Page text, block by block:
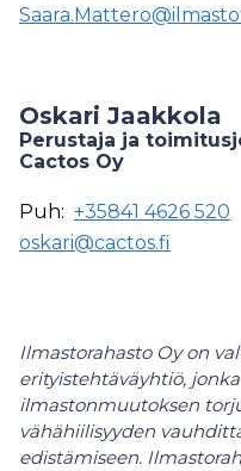
Oskari Jaakkola
Perustaja ja
Cactos Oy
Puh: +35841 4626 520
oskari@cactos.fi
Ilmastorahasto Oy on
erityistehtäväyhtiö,
ilmastonmuutoksen
vähähiilisyyden
edistämiseen.